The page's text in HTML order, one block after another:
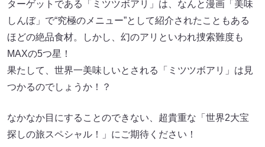
ターゲットである「ミツツボアリ」は、なんと漫画「美味
しんぼ」で“究極のメニュー”として紹介されたこともある
ほどの絶品食材。しかし、幻のアリといわれ捜索難度も
MAXの5つ星！
果たして、世界一美味しいとされる「ミツツボアリ」は見
つかるのでしょうか！？
なかなか目にすることのできない、超貴重な「世界2大宝
探しの旅スペシャル！」にご期待ください！